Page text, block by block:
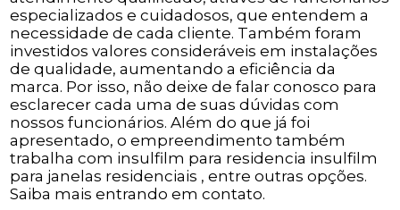
especializados e cuidadosos, que entendem a
necessidade de cada cliente. Também foram
investidos valores consideráveis em instalações
de qualidade, aumentando a eficiência da
marca. Por isso, não deixe de falar conosco para
esclarecer cada uma de suas dúvidas com
nossos funcionários. Além do que já foi
apresentado, o empreendimento também
trabalha com insulfilm para residencia insulfilm
para janelas residenciais , entre outras opções.
Saiba mais entrando em contato.